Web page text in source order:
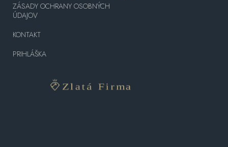
ZÁSADY OCHRANY OSOBNÝCH
ÚDAJOV
KONTAKT
PRIHLÁŠKA